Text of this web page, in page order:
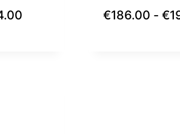
€186.00 - €